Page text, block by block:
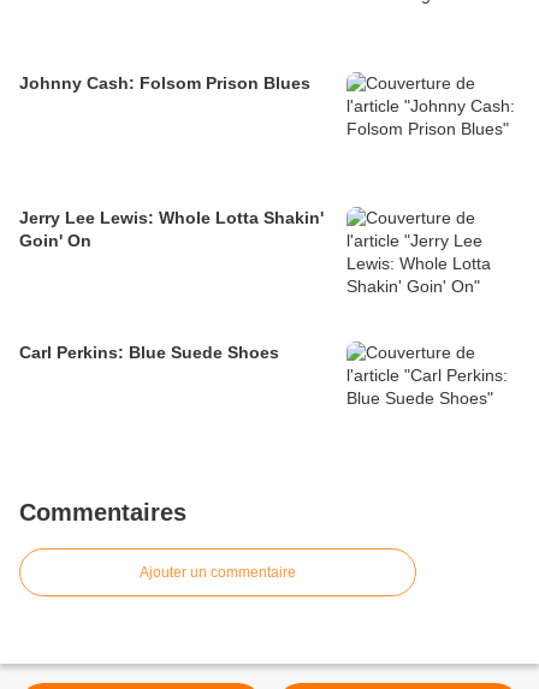
Johnny Cash: Folsom Prison Blues
Jerry Lee Lewis: Whole Lotta Shakin'
Goin' On
Carl Perkins: Blue Suede Shoes
Commentaires
Ajouter un commentaire